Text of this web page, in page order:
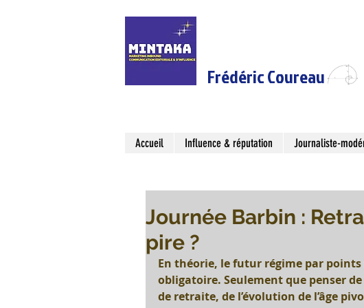
Frédéric Coureau
Accueil Influence & réputation Journaliste-
Journée Barbin :
pire ?
En théorie, le futur régime par points
obligatoire. Seulement que penser
de retraite, de l’évolution de l’âge